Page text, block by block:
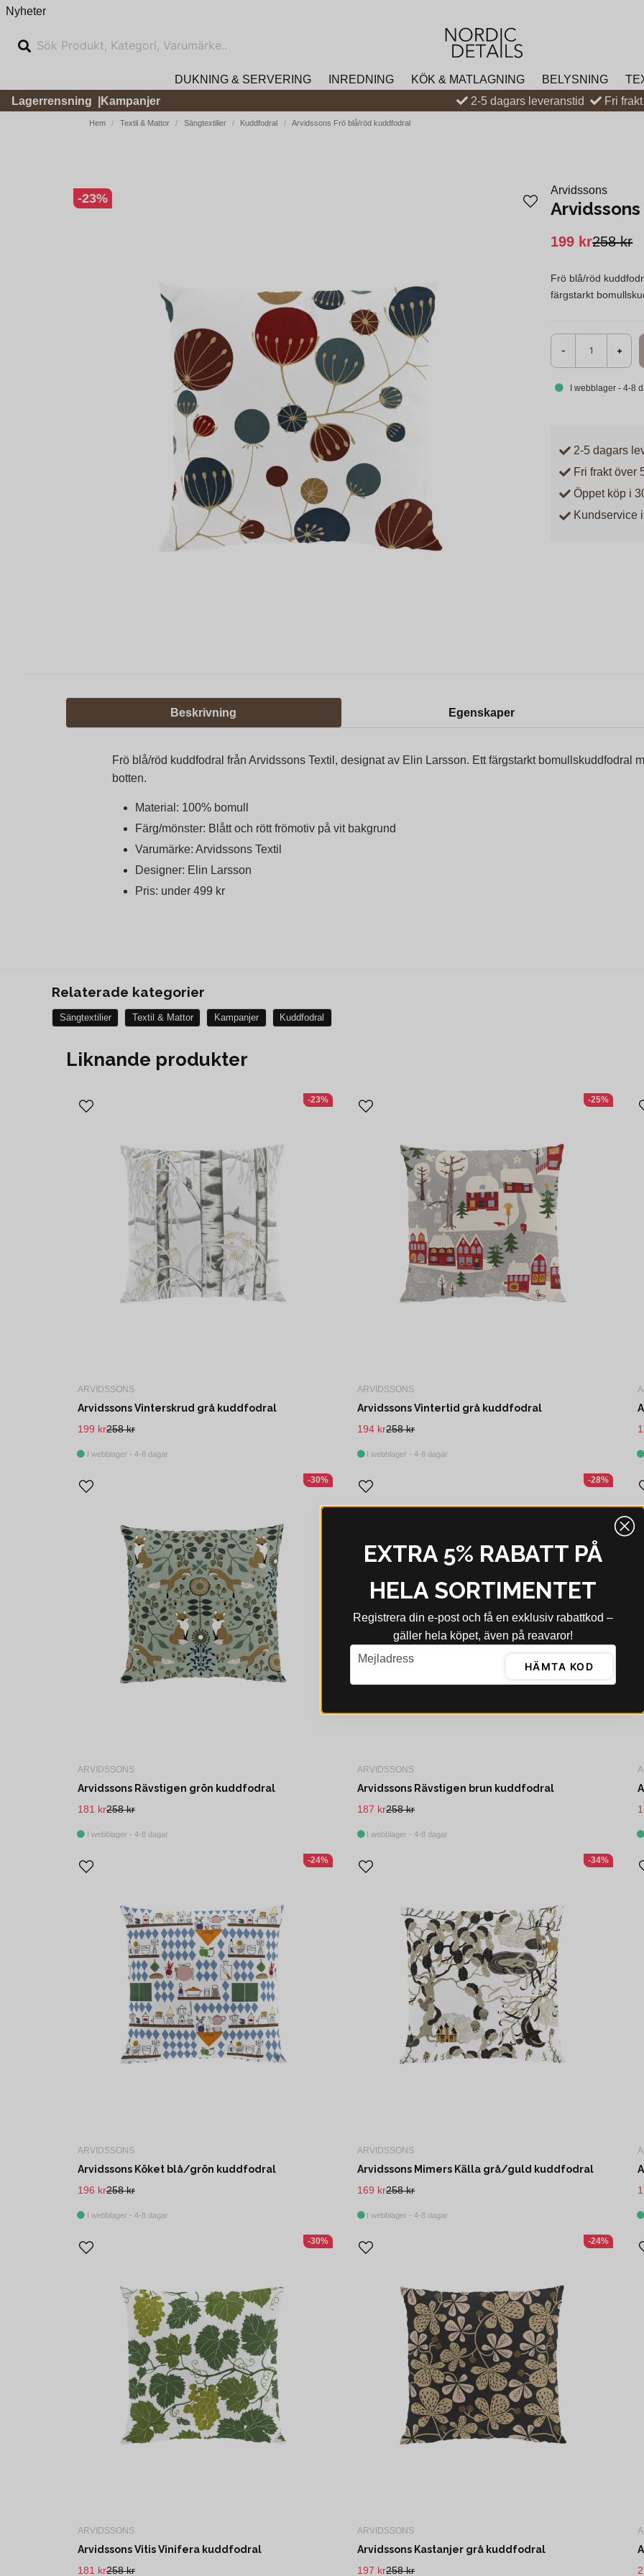
Nyheter
DUKNING & SERVERING INREDNING KÖK & MATLAGNING BELYSNING
Lagerrensning
Kampanjer 2-5 dagars leveranstid Fri
Hem Textil & Mattor Sängtextilier Kuddfodral Arvidssons Frö blå/röd kuddfodral
-23%
Arvidssons
258 kr
199 kr
Frö blå/röd
färgstarkt
- +
I webblager - 4-8
2-5 dagars
Fri frakt över
Öppet köp i
Kundservice
Beskrivning Egenskaper
Frö blå/röd kuddfodral från Arvidssons Textil, designat av Elin Larsson. Ett färgstarkt bomullskuddfodral
botten.
Material: 100% bomull
Färg/mönster: Blått och rött frömotiv på vit bakgrund
Varumärke: Arvidssons Textil
Designer: Elin Larsson
Pris: under 499 kr
Relaterade kategorier
Sängtextilier Textil & Mattor Kampanjer Kuddfodral
Liknande produkter
ARVIDSSONS
Arvidssons Vinterskrud grå kuddfodral
258 kr
199 kr
I webblager - 4-8 dagar
-23%
ARVIDSSONS
Arvidssons Vintertid grå kuddfodral
258 kr
194 kr
I webblager - 4-8 dagar
-25%
ARVIDSSONS
Arvidssons Rävstigen grön kuddfodral
258 kr
181 kr
I webblager - 4-8 dagar
-30%
ARVIDSSONS
Arvidssons Rävstigen brun kuddfodral
258 kr
187 kr
I webblager - 4-8 dagar
-28%
ARVIDSSONS
Arvidssons Köket blå/grön kuddfodral
258 kr
196 kr
I webblager - 4-8 dagar
-24%
ARVIDSSONS
Arvidssons Mimers Källa grå/guld kuddfodral
258 kr
169 kr
I webblager - 4-8 dagar
-34%
ARVIDSSONS
Arvidssons Vitis Vinifera kuddfodral
258 kr
181 kr
-30%
ARVIDSSONS
Arvidssons Kastanjer grå kuddfodral
258 kr
197 kr
-24%
EXTRA 5% RABATT PÅ
HELA SORTIMENTET
Registrera din e‑post och få en exklusiv rabattkod –
gäller hela köpet, även på reavaror!
email
Mejladress
HÄMTA KOD